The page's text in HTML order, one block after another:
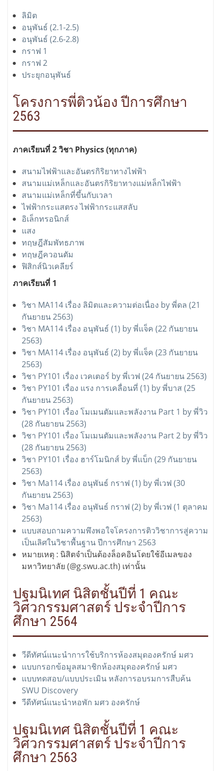
ลิมิต
อนุพันธ์ (2.1-2.5)
อนุพันธ์ (2.6-2.8)
กราฟ 1
กราฟ 2
ประยุกอนุพันธ์
โครงการพี่ติวน้อง ปีการศึกษา
2563
ภาคเรียนที่ 2 วิชา Physics (ทุกภาค)
สนามไฟฟ้าและอันตรกิริยาทางไฟฟ้า
สนามแม่เหล็กและอันตรกิริยาทางแม่หล็กไฟฟ้า
สนามแม่เหล็กที่ขึ้นกับเวลา
ไฟฟ้ากระแสตรง ไฟฟ้ากระแสสลับ
อิเล็กทรอนิกส์
แสง
ทฤษฎีสัมพัทธภาพ
ทฤษฎีควอนตัม
ฟิสิกส์นิวเคลียร์
ภาคเรียนที่ 1
วิชา MA114 เรื่อง ลิมิตและความต่อเนื่อง by พี่ดล (21
กันยายน 2563)
วิชา MA114 เรื่อง อนุพันธ์ (1) by พี่แจ็ค (22 กันยายน
2563)
วิชา MA114 เรื่อง อนุพันธ์ (2) by พี่แจ็ค (23 กันยายน
2563)
วิชา PY101 เรื่อง เวคเตอร์ by พี่เวฟ (24 กันยายน 2563)
วิชา PY101 เรื่อง แรง การเคลื่อนที่ (1) by พี่บาส (25
กันยายน 2563)
วิชา PY101 เรื่อง โมเมนตัมและพลังงาน Part 1 by พี่วิว
(28 กันยายน 2563)
วิชา PY101 เรื่อง โมเมนตัมและพลังงาน Part 2 by พี่วิว
(28 กันยายน 2563)
วิชา PY101 เรื่อง ฮาร์โมนิกส์ by พี่แบ็ก (29 กันยายน
2563)
วิชา Ma114 เรื่อง อนุพันธ์ กราฟ (1) by พี่เวฟ (30
กันยายน 2563)
วิชา Ma114 เรื่อง อนุพันธ์ กราฟ (2) by พี่เวฟ (1 ตุลาคม
2563)
แบบสอบถามความพึงพอใจโครงการติววิชาการสู่ความ
เป็นเลิศในวิชาพื้นฐาน ปีการศึกษา 2563
หมายเหตุ : นิสิตจำเป็นต้องล็อคอินโดยใช้อีเมลของ
มหาวิทยาลัย (@g.swu.ac.th) เท่านั้น
ปฐมนิเทศ นิสิตชั้นปีที่ 1 คณะ
วิศวกรรมศาสตร์ ประจำปีการ
ศึกษา 2564
วีดีทัศน์แนะนำการใช้บริการห้องสมุดองครักษ์ มศว
แบบกรอกข้อมูลสมาชิกห้องสมุดองครักษ์ มศว
แบบทดสอบ/แบบประเมิน หลังการอบรมการสืบค้น
SWU Discovery
วีดีทัศน์แนะนำหอพัก มศว องครักษ์
ปฐมนิเทศ นิสิตชั้นปีที่ 1 คณะ
วิศวกรรมศาสตร์ ประจำปีการ
ศึกษา 2563